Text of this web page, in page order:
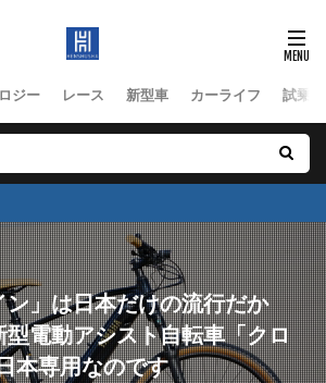
ジー レース 新型車 カーライフ 試乗
」は日本だけの流行だか
電動アシスト自転車「クロ
本専用なのです